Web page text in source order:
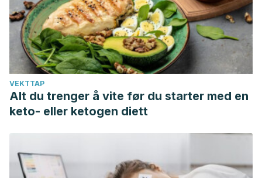
VEKTTAP
Alt du trenger å vite før du starter med en
keto- eller ketogen diett